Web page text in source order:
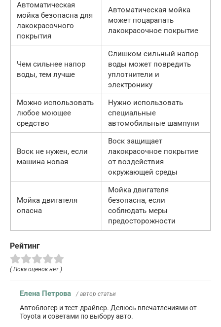
Автоматическая
мойка безопасна для
лакокрасочного
покрытия
Автоматическая мойка
может поцарапать
лакокрасочное покрытие
Чем сильнее напор
воды, тем лучше
Слишком сильный напор
воды может повредить
уплотнители и
электронику
Можно использовать
любое моющее
средство
Нужно использовать
специальные
автомобильные шампуни
Воск не нужен, если
машина новая
Воск защищает
лакокрасочное покрытие
от воздействия
окружающей среды
Мойка двигателя
опасна
Мойка двигателя
безопасна, если
соблюдать меры
предосторожности
Рейтинг
( Пока оценок нет )
Елена Петрова / автор статьи
Автоблогер и тест-драйвер. Делюсь впечатлениями от
Toyota и советами по выбору авто.